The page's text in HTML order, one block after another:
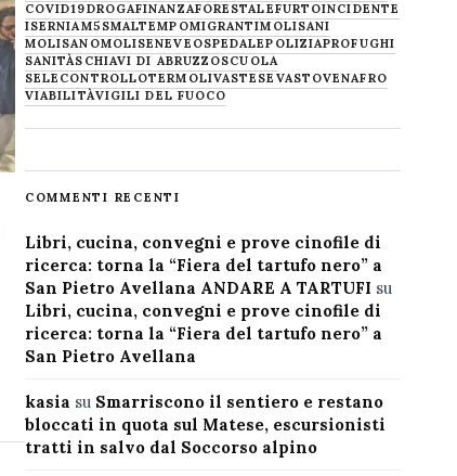
COVID19DROGAFINANZAFORESTALEFURTOINCIDENTE
ISERNIAM5SMALTEMPOMIGRANTIMOLISANI
MOLISANOMOLISENEVE OSPEDALEPOLIZIAPROFUGHI
SANITÀSCHIAVI DI ABRUZZOSCUOLA
SELECONTROLLOTERMOLIVASTESE VASTOVENAFRO
VIABILITÀVIGILI DEL FUOCO
COMMENTI RECENTI
Libri, cucina, convegni e prove cinofile di
ricerca: torna la “Fiera del tartufo nero” a
San Pietro Avellana ANDARE A TARTUFI su
Libri, cucina, convegni e prove cinofile di
ricerca: torna la “Fiera del tartufo nero” a
San Pietro Avellana
kasia su Smarriscono il sentiero e restano
bloccati in quota sul Matese, escursionisti
tratti in salvo dal Soccorso alpino